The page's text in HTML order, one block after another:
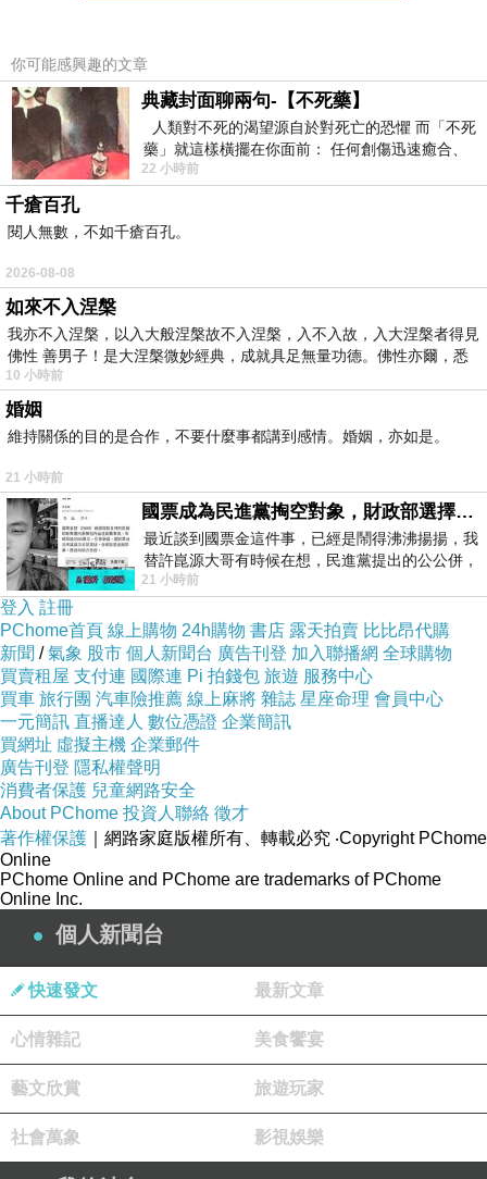
EP7感謝(?)Sosay一直生病
不然爸爸們要分手了(笑)
請Mix多照顧Sosay幾天
讓爸爸們好好培養感情XDDDDD
傳說中的冰箱來了
想問Krist這些場景是不是在願望清單很久了XDDDDD
如果最後不要切遠景就好了!!!
支持我的CP公費戀愛^_____^
上一篇：打工人表情包3
下一篇：你過得好嗎
你可能感興趣的文章
典藏封面聊兩句-【不死藥】
人類對不死的渴望源自於對死亡的恐懼 而「不死
藥」就這樣橫擺在你面前： 任何創傷迅速癒合、
停止衰老、痛覺消失…堪
22 小時前
千瘡百孔
閱人無數，不如千瘡百孔。
2026-08-08
如來不入涅槃
我亦不入涅槃，以入大般涅槃故不入涅槃，入不入故，入大涅槃者得見
佛性 善男子！是大涅槃微妙經典，成就具足無量功德。佛性亦爾，悉
10 小時前
婚姻
維持關係的目的是合作，不要什麼事都講到感情。婚姻，亦如是。
21 小時前
國票成為民進黨掏空對象，財政部選擇性失憶
最近談到國票金這件事，已經是鬧得沸沸揚揚，我
替許崑源大哥有時候在想，民進黨提出的公公併，
其實就是想要國庫通黨庫，鬧出最大的醜
21 小時前
登入 註冊
PChome首頁 線上購物 24h購物 書店 露天拍賣 比比昂代購
新聞 /氣象 股市 個人新聞台 廣告刊登 加入聯播網 全球購物
買賣租屋 支付連 國際連 Pi 拍錢包 旅遊 服務中心
買車 旅行團 汽車險推薦 線上麻將 雜誌 星座命理 會員中心
一元簡訊 直播達人 數位憑證 企業簡訊
買網址 虛擬主機 企業郵件
廣告刊登 隱私權聲明
消費者保護 兒童網路安全
About PChome 投資人聯絡 徵才
著作權保護 ｜網路家庭版權所有、轉載必究 ‧Copyright PChome
Online
PChome Online and PChome are trademarks of PChome
Online Inc.
個人新聞台
快速發文 最新文章
心情雜記 美食饗宴
藝文欣賞 旅遊玩家
社會萬象 影視娛樂